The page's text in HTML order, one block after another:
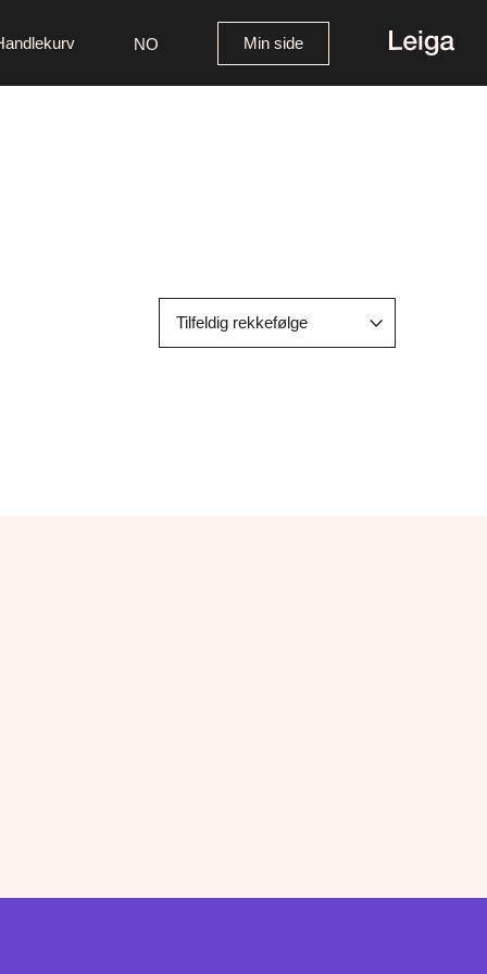
NO Min side